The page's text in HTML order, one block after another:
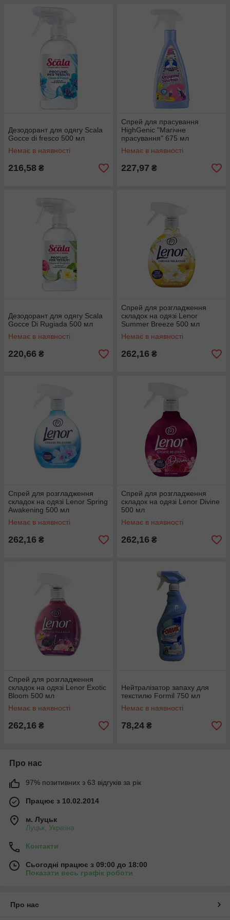
Дезодорант для одягу Scala
Gocce di fresco 500 мл
Немає в наявності
216,58 ₴
Спрей для прасування
HighGenic "Магічне
прасування" 675 мл
Немає в наявності
227,97 ₴
Дезодорант для одягу Scala
Gocce Di Rugiada 500 мл
Немає в наявності
220,66 ₴
Спрей для розгладження
складок на одязі Lenor
Summer Breeze 500 мл
Немає в наявності
262,16 ₴
Спрей для розгладження
складок на одязі Lenor Spring
Awakening 500 мл
Немає в наявності
262,16 ₴
Спрей для розгладження
складок на одязі Lenor Divine
500 мл
Немає в наявності
262,16 ₴
Спрей для розгладження
складок на одязі Lenor Exotic
Bloom 500 мл
Немає в наявності
262,16 ₴
Нейтралізатор запаху для
текстилю Formil 750 мл
Немає в наявності
78,24 ₴
Про нас
97% позитивних з 63 відгуків за рік
Працює з 10.02.2014
м. Луцьк
Луцьк, Україна
Контакти
Сьогодні працює з 09:00 до 18:00
Показати весь графік роботи
Про нас